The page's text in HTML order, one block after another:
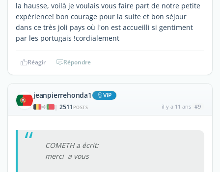
la hausse, voilà je voulais vous faire part de notre petite
expérience! bon courage pour la suite et bon séjour
dans ce très joli pays où l'on est accueilli si gentiment
par les portugais !cordialement
Réagir Répondre
jeanpierrehonda1 ViP
| 2511 POSTS il y a 11 ans #9
COMETH a écrit:
merci a vous